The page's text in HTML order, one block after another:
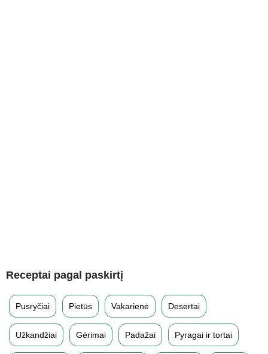
Receptai pagal paskirtį
Pusryčiai Pietūs Vakarienė Desertai
Užkandžiai Gėrimai Padažai Pyragai ir tortai